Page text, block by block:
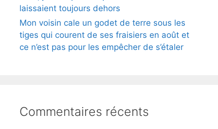
laissaient toujours dehors
Mon voisin cale un godet de terre sous les
tiges qui courent de ses fraisiers en août et
ce n’est pas pour les empêcher de s’étaler
Commentaires récents